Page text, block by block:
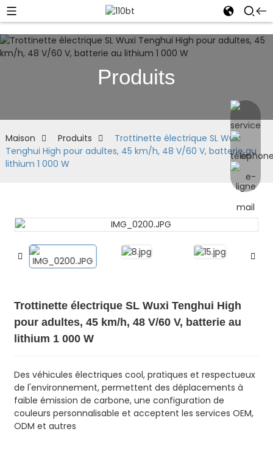
Produits
Maison Produits
Trottinette électrique SL Wuxi
Tenghui High pour adultes, 45 km/h, 48 V/60 V, batterie au
lithium 1 000 W
Trottinette électrique SL Wuxi Tenghui High
pour adultes, 45 km/h, 48 V/60 V, batterie au
lithium 1 000 W
Des véhicules électriques cool, pratiques et respectueux
de l'environnement, permettent des déplacements à
faible émission de carbone, une configuration de
couleurs personnalisable et acceptent les services OEM,
ODM et autres